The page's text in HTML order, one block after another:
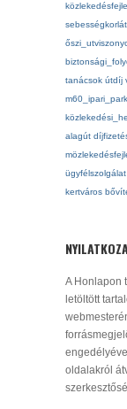
tanácsok útdíj
m60_ipari_park
alagút
ügyfélszolgálat
kertváros
A Honlapon
letöltött
oldalakról